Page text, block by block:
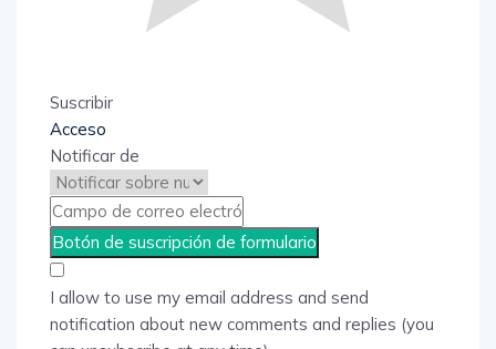
Suscribir
Acceso
Notificar de
I allow to use my email address and send
notification about new comments and replies (you